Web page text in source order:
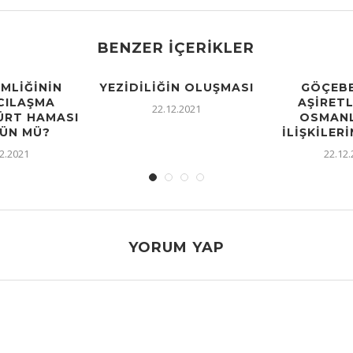
BENZER İÇERIKLER
HAMASI
MÜ?
YEZIDILIĞIN OLUŞMASI
22.12.2021
YORUM YAP